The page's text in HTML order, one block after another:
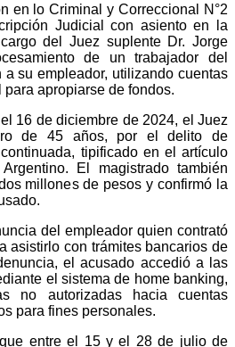
en lo Criminal y Correccional N°2
Judicial con asiento en la
del Juez suplente Dr. Jorge
de un trabajador del
su empleador, utilizando cuentas
apropiarse de fondos.
16 de diciembre de 2024, el Juez
de 45 años, por el delito de
tipificado en el artículo
El magistrado también
millones de pesos y confirmó la
del empleador quien contrató
asistirlo con trámites bancarios de
el acusado accedió a las
el sistema de home banking,
no autorizadas hacia cuentas
para fines personales.
entre el 15 y el 28 de julio de